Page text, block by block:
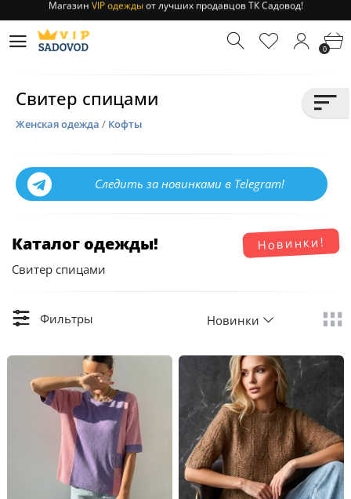
Отправление заказа 1-3 дняпо РФ и МСК!
Магазин
от лучших продавцов ТК Садовод!
Отправление заказа 1-3 дня
по РФ и МСК! 0
Свитер спицами
Женская одежда / Кофты
Следить за новинками в Telegram!
Новинки!
Каталог одежды!
Свитер спицами
Фильтры Новинки